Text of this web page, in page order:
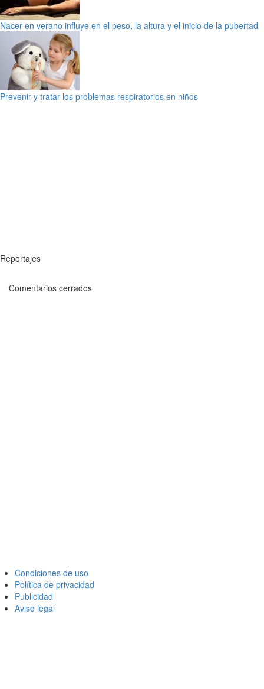
Nacer en verano influye en el peso, la altura y el inicio de la pubertad
Prevenir y tratar los problemas respiratorios en niños
Reportajes
Comentarios cerrados
Condiciones de uso
Política de privacidad
Publicidad
Aviso legal